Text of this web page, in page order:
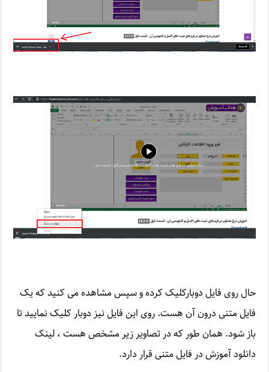
حال روی فایل دوبارکلیک کرده و سپس مشاهده می کنید که یک
فایل متنی درون آن هست. روی این فایل نیز دوبار کلیک نمایید تا
باز شود. همان طور که در تصاویر زیر مشخص هست ، لینک
دانلود آموزش در فایل متنی قرار دارد.